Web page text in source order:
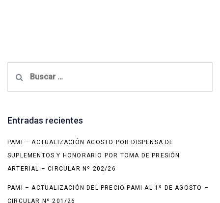
Entradas recientes
PAMI – ACTUALIZACIÓN AGOSTO POR DISPENSA DE
SUPLEMENTOS Y HONORARIO POR TOMA DE PRESIÓN
ARTERIAL – CIRCULAR Nº 202/26
PAMI – ACTUALIZACIÓN DEL PRECIO PAMI AL 1º DE AGOSTO –
CIRCULAR Nº 201/26